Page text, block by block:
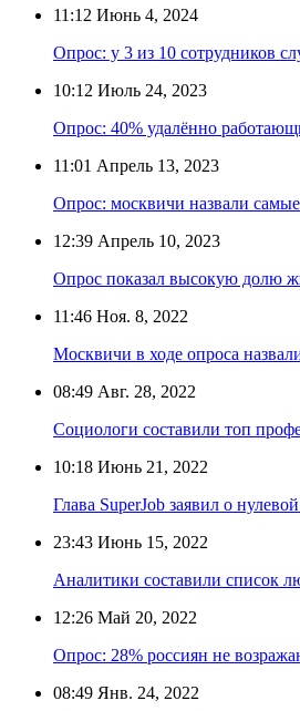
11:12 Июнь 4, 2024
Опрос: у 3 из 10 сотрудников
10:12 Июль 24, 2023
Опрос: 40% удалённо
11:01 Апрель 13, 2023
Опрос: москвичи назвали
12:39 Апрель 10, 2023
Опрос показал высокую долю
11:46 Ноя. 8, 2022
Москвичи в ходе опроса
08:49 Авг. 28, 2022
Социологи составили топ
10:18 Июнь 21, 2022
Глава SuperJob заявил о
23:43 Июнь 15, 2022
Аналитики составили список
12:26 Май 20, 2022
Опрос: 28% россиян не
08:49 Янв. 24, 2022